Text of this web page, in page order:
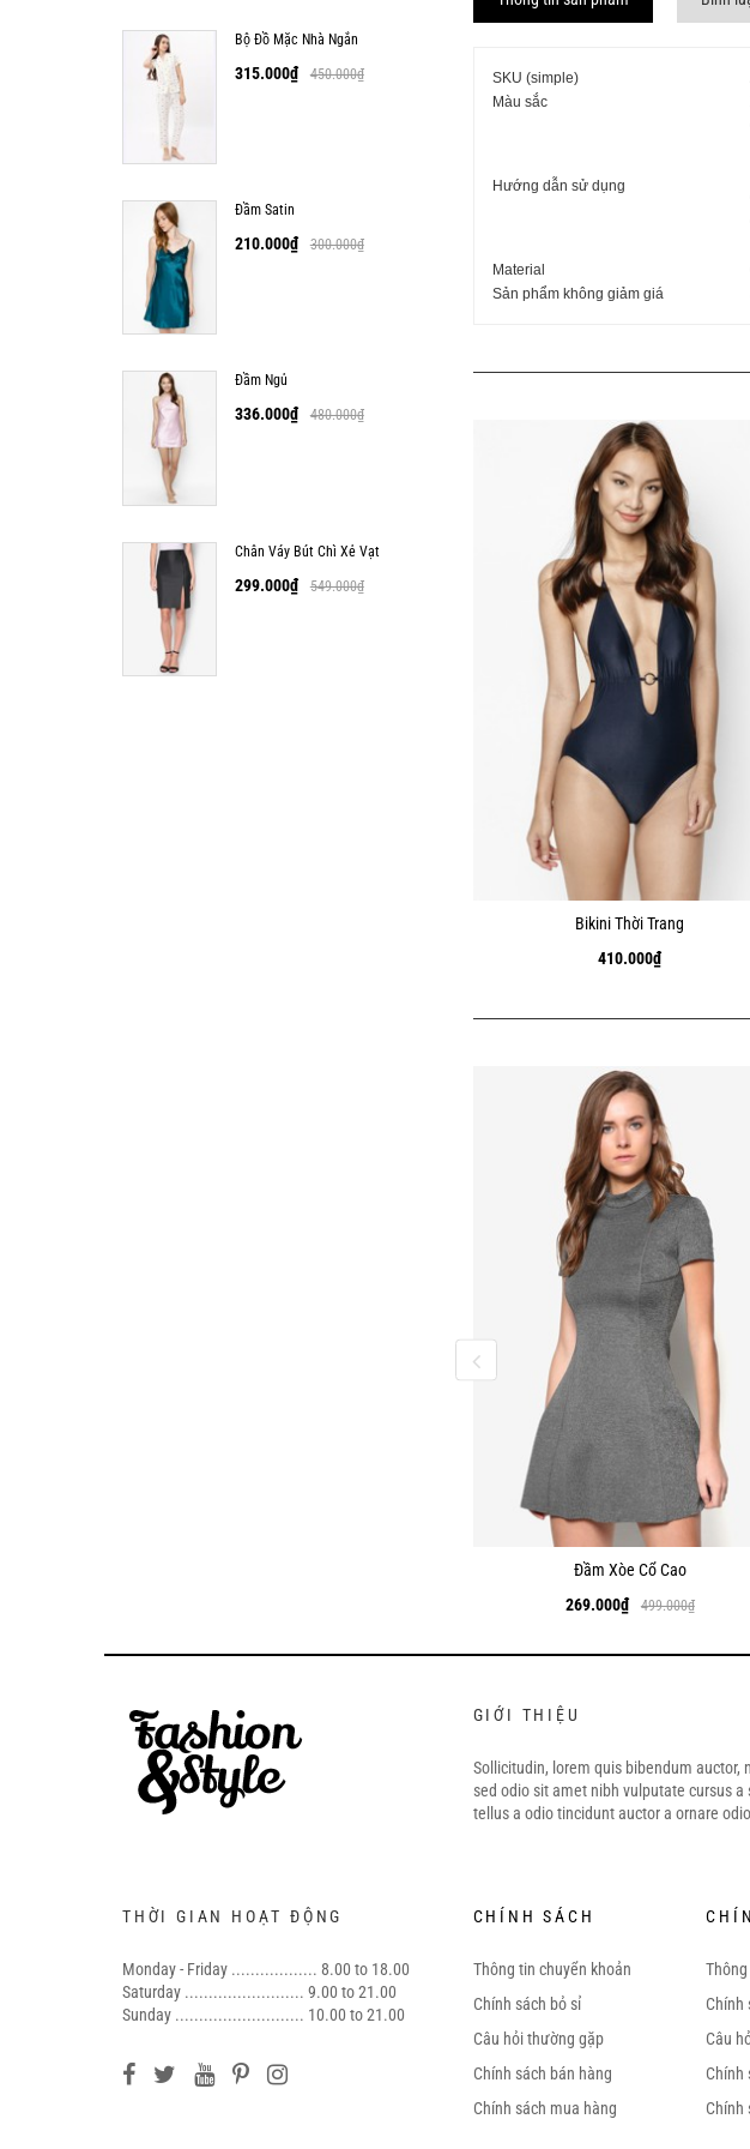
Bộ Đồ Mặc Nhà Ngắn
315.000₫ 450.000₫
Đầm Satin
210.000₫ 300.000₫
Đầm Ngủ
336.000₫ 480.000₫
Chân Váy Bút Chì Xẻ Vạt
299.000₫ 549.000₫
SKU (simple)
Màu sắc
Hướng dẫn sử dụng
Material
Sản phẩm không giảm giá
Bikini Thời Trang
410.000₫
Đầm Xòe Cổ Cao
269.000₫ 499.000₫
GIỚI THIỆU
Sollicitudin, lorem quis bibendum
sed odio sit amet nibh vulputate cursus
tellus a odio tincidunt auctor a ornare
THỜI GIAN HOẠT ĐỘNG
Monday - Friday .................. 8.00 to 18.00
Saturday ......................... 9.00 to 21.00
Sunday ........................... 10.00 to 21.00
CHÍNH SÁCH
Thông tin chuyển khoản
Chính sách bỏ sỉ
Câu hỏi thường gặp
Chính sách bán hàng
Chính sách mua hàng
Chính
Câu
Chính
Chính